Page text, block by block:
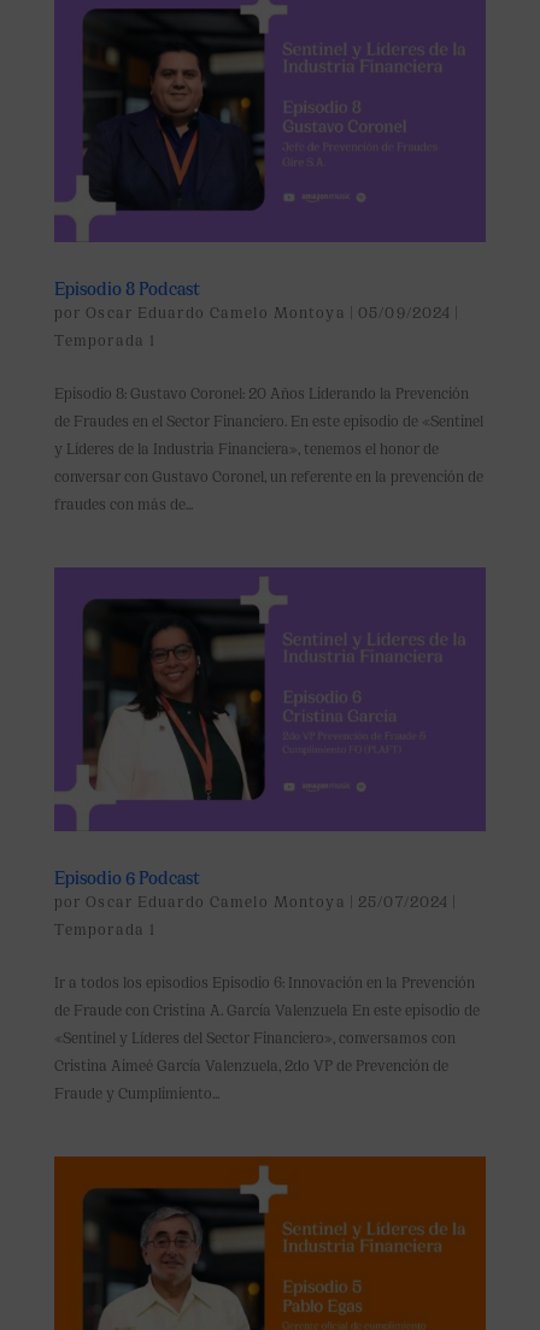
Episodio 8 Podcast
porOscar Eduardo Camelo Montoya | 05/09/2024 |
Temporada 1
Episodio 8: Gustavo Coronel: 20 Años Liderando la Prevención
de Fraudes en el Sector Financiero. En este episodio de «Sentinel
y Líderes de la Industria Financiera», tenemos el honor de
conversar con Gustavo Coronel, un referente en la prevención de
fraudes con más de...
Episodio 6 Podcast
porOscar Eduardo Camelo Montoya | 25/07/2024 |
Temporada 1
Ir a todos los episodios Episodio 6: Innovación en la Prevención
de Fraude con Cristina A. García Valenzuela En este episodio de
«Sentinel y Líderes del Sector Financiero», conversamos con
Cristina Aimeé García Valenzuela, 2do VP de Prevención de
Fraude y Cumplimiento...